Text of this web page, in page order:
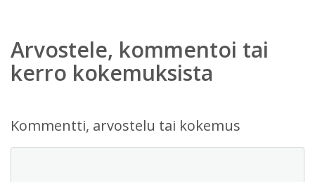
Arvostele, kommentoi tai
kerro kokemuksista
Kommentti, arvostelu tai kokemus